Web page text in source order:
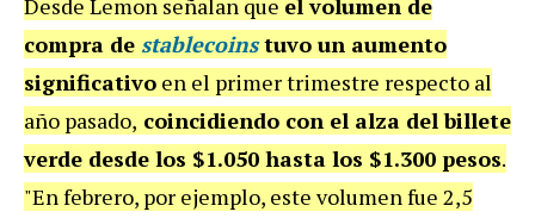
compra de stablecoins tuvo un aumento
significativo en el primer trimestre respecto al
año pasado, coincidiendo con el alza del billete
verde desde los $1.050 hasta los $1.300 pesos.
"En febrero, por ejemplo, este volumen fue 2,5